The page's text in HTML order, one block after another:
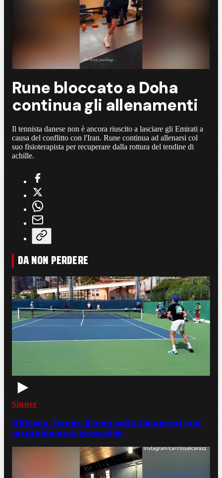
Rune bloccato a Doha
continua gli allenamenti
Il tennista danese non è ancora riuscito a lasciare gli Emirati a
causa del conflitto con l'Iran. Rune continua ad allenarsi col
suo fisioterapista per recuperare dalla rottura del tendine di
achille.
DA NON PERDERE
Sinner
Ufficiale, Tennis: Sinner salta Cincinnati per
un problema al ginocchio